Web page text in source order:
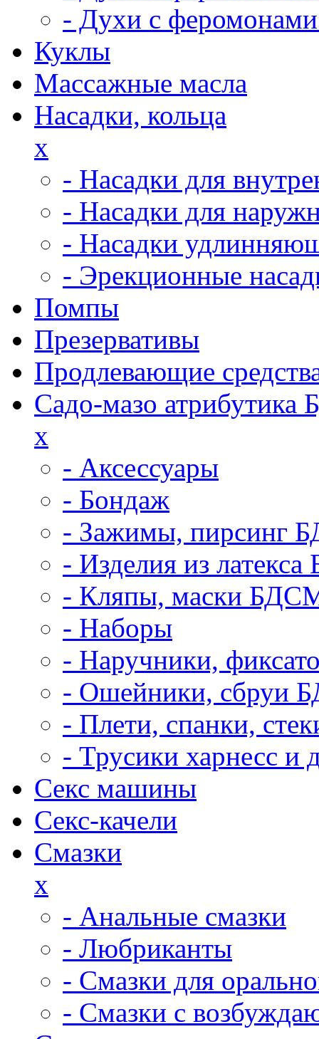
- Духи с
Куклы
Массажные масла
Насадки, кольца
x
- Насадки для
- Насадки для
- Насадки
- Эрекционные
Помпы
Презервативы
Продлевающие
Садо-мазо
x
- Аксессуары
- Бондаж
- Зажимы, пирсинг
- Изделия из
- Кляпы, маски
- Наборы
- Наручники,
- Ошейники, сбруи
- Плети, спанки,
- Трусики харнесс и
Секс машины
Секс-качели
Смазки
x
- Анальные смазки
- Любриканты
- Смазки для
- Смазки с